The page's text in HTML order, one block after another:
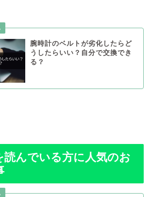
腕時計のベルトが劣化したらど
うしたらいい？自分で交換でき
る？
読んでいる方に人気のお